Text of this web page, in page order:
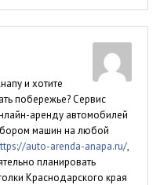
и хотите
побережье? Сервис
аренду автомобилей
машин на любой
auto-arenda-anapa.ru/,
планировать
Краснодарского края